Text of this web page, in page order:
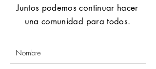
Juntos podemos continuar hacer
una comunidad para todos.